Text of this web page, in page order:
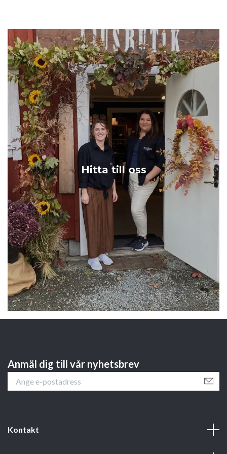
Hitta till oss
Anmäl dig till vår nyhetsbrev
Kontakt